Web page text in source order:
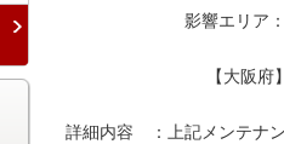
影響エリア：　下記
【大阪府】　
詳細内容　：上記メンテナ